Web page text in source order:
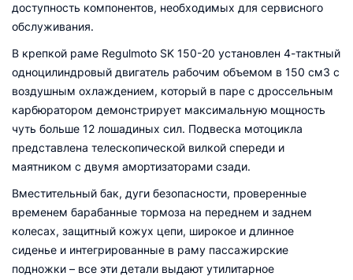
доступность компонентов, необходимых для сервисного
обслуживания.
В крепкой раме Regulmoto SK 150-20 установлен 4-тактный
одноцилиндровый двигатель рабочим объемом в 150 см3 с
воздушным охлаждением, который в паре с дроссельным
карбюратором демонстрирует максимальную мощность
чуть больше 12 лошадиных сил. Подвеска мотоцикла
представлена телескопической вилкой спереди и
маятником с двумя амортизаторами сзади.
Вместительный бак, дуги безопасности, проверенные
временем барабанные тормоза на переднем и заднем
колесах, защитный кожух цепи, широкое и длинное
сиденье и интегрированные в раму пассажирские
подножки – все эти детали выдают утилитарное